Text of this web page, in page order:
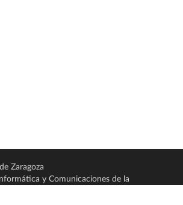
Zaragoza
y Comunicaciones de la